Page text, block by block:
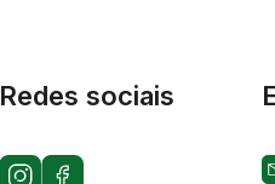
Redes sociais